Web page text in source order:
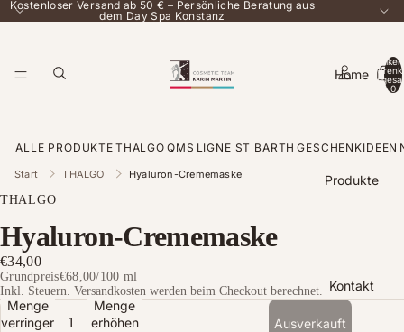
Kostenloser Versand ab 50 € – Persönliche Beratung aus
dem Day Spa Konstanz
Home
Produkte
Kontakt
Artikel
0
ALLE PRODUKTE THALGO QMS LIGNE ST BARTH GESCHENKIDEEN
Start THALGO Hyaluron-Crememaske
THALGO
Hyaluron-Crememaske
€34,00
Grundpreis€68,00/100 ml
Inkl. Steuern. Versandkosten werden beim Checkout berechnet.
Menge
verringern
Menge
erhöhen
Ausverkauft